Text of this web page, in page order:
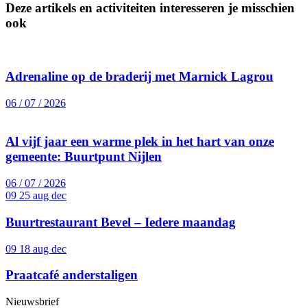
Deze artikels en activiteiten interesseren je misschien
ook
Adrenaline op de braderij met Marnick Lagrou
06 / 07 / 2026
Al vijf jaar een warme plek in het hart van onze
gemeente: Buurtpunt Nijlen
06 / 07 / 2026
09 25 aug dec
Buurtrestaurant Bevel – Iedere maandag
09 18 aug dec
Praatcafé anderstaligen
Nieuwsbrief